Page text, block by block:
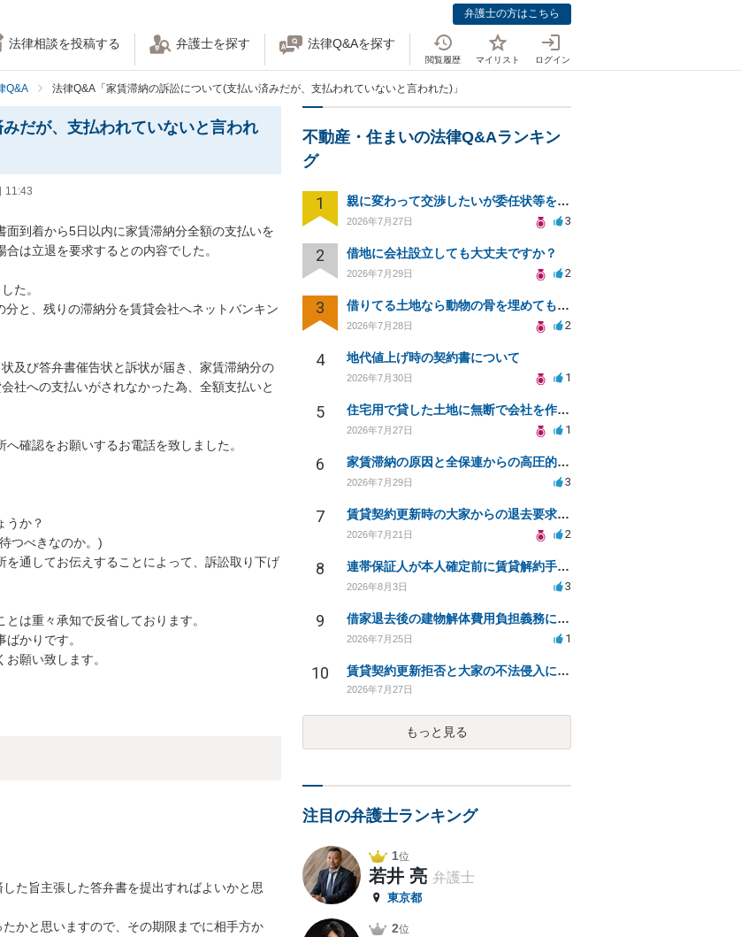
弁護士の方はこちら
法律相談を投稿する 弁護士を探す 法律Q&Aを探す
閲覧履歴 マイリスト ログイン
Q&A 法律Q&A「家賃滞納の訴訟について(支払い済みだが、支払われていないと言われた)」
だが、支払われていないと言われ
11:43
到着から5日以内に家賃滞納分全額の支払いを
は立退を要求するとの内容でした。
た。
と、残りの滞納分を賃貸会社へネットバンキン
及び答弁書催告状と訴状が届き、家賃滞納分の
社への支払いがされなかった為、全額支払いと
確認をお願いするお電話を致しました。
うか？
つべきなのか。)
通してお伝えすることによって、訴訟取り下げ
は重々承知で反省しております。
かりです。
願い致します。
た旨主張した答弁書を提出すればよいかと思
かと思いますので、その期限までに相手方か
不動産・住まいの法律Q&Aランキン
グ
1 親に変わって交渉したいが委任状等を作って大丈夫ですか？
2026年7月27日 3
2 借地に会社設立しても大丈夫ですか？
2026年7月29日 2
3 借りてる土地なら動物の骨を埋めても大丈夫ですか？
2026年7月28日 2
4 地代値上げ時の契約書について
2026年7月30日 1
5 住宅用で貸した土地に無断で会社を作られた。
2026年7月27日 1
6 家賃滞納の原因と全保連からの高圧的対応への対策は？
2026年7月29日 3
7 賃貸契約更新時の大家からの退去要求への法的対応方法は？
2026年7月21日 2
8 連帯保証人が本人確定前に賃貸解約手続きをすることに関して
2026年8月3日 3
9 借家退去後の建物解体費用負担義務についての法的相談（補足説明修正）
2026年7月25日 1
10 賃貸契約更新拒否と大家の不法侵入についての法的対処方法は？
2026年7月27日
もっと見る
注目の弁護士ランキング
1位
若井 亮 弁護士
東京都
2位